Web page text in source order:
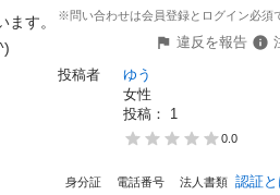
す。
※問い合わせは会員登録とログイン必須
違反を報告
投稿者
ゆう
女性
投稿： 1
0.0
身分証 電話番号 法人書類 認証と